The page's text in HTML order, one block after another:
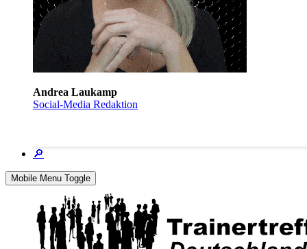
Andrea Laukamp
Social-Media Redaktion
🔎
Mobile Menu Toggle